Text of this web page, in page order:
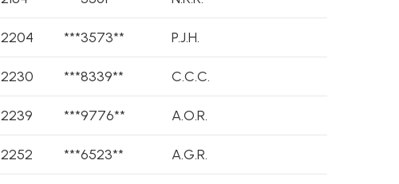
2204 ***3573** P.J.H.
2230 ***8339** C.C.C.
2239 ***9776** A.O.R.
2252 ***6523** A.G.R.